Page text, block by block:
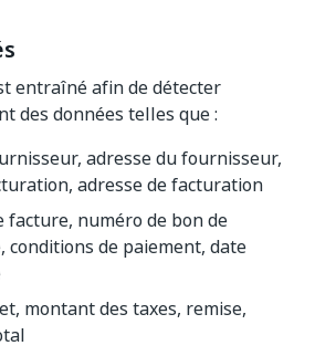
entraîné afin de détecter
des données telles que :
adresse du fournisseur,
adresse de facturation
facture, numéro de bon de
conditions de paiement, date
montant des taxes, remise,